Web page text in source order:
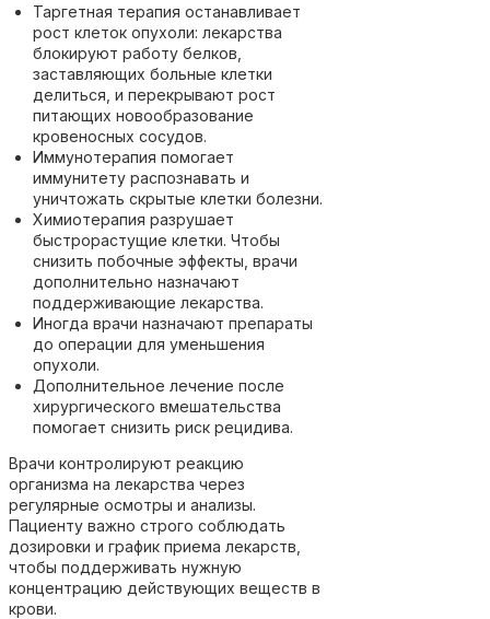
Таргетная терапия останавливает
рост клеток опухоли: лекарства
блокируют работу белков,
заставляющих больные клетки
делиться, и перекрывают рост
питающих новообразование
кровеносных сосудов.
Иммунотерапия помогает
иммунитету распознавать и
уничтожать скрытые клетки болезни.
Химиотерапия разрушает
быстрорастущие клетки. Чтобы
снизить побочные эффекты, врачи
дополнительно назначают
поддерживающие лекарства.
Иногда врачи назначают препараты
до операции для уменьшения
опухоли.
Дополнительное лечение после
хирургического вмешательства
помогает снизить риск рецидива.
Врачи контролируют реакцию
организма на лекарства через
регулярные осмотры и анализы.
Пациенту важно строго соблюдать
дозировки и график приема лекарств,
чтобы поддерживать нужную
концентрацию действующих веществ в
крови.